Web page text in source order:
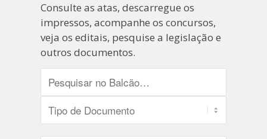
Consulte as atas, descarregue os
impressos, acompanhe os concursos,
veja os editais, pesquise a legislação e
outros documentos.